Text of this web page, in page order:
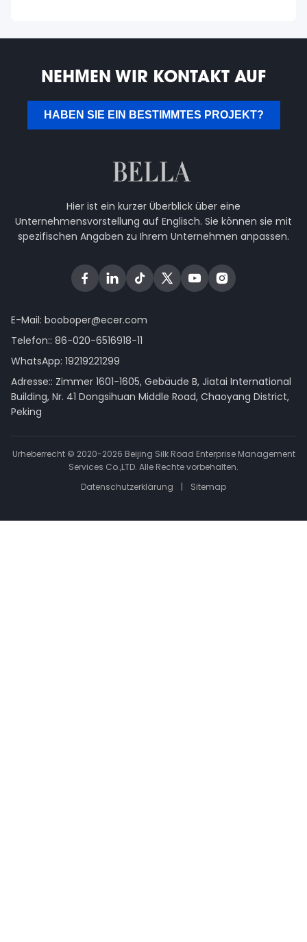
NEHMEN WIR KONTAKT AUF
HABEN SIE EIN BESTIMMTES PROJEKT?
Hier ist ein kurzer Überblick über eine
Unternehmensvorstellung auf Englisch. Sie können sie mit
spezifischen Angaben zu Ihrem Unternehmen anpassen.
E-Mail: booboper@ecer.com
Telefon:: 86-020-6516918-11
WhatsApp: 19219221299
Adresse:: Zimmer 1601-1605, Gebäude B, Jiatai International
Building, Nr. 41 Dongsihuan Middle Road, Chaoyang District,
Peking
Urheberrecht © 2020-2026 Beijing Silk Road Enterprise Management
Services Co.,LTD. Alle Rechte vorbehalten.
Datenschutzerklärung
| Sitemap